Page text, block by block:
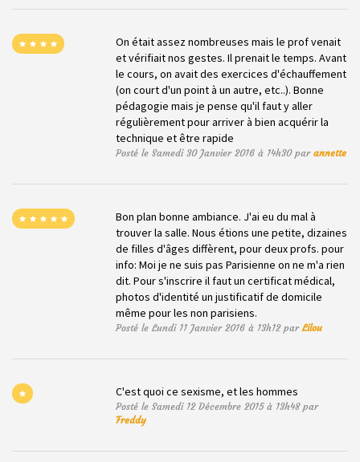
On était assez nombreuses mais le prof venait
et vérifiait nos gestes. Il prenait le temps. Avant
le cours, on avait des exercices d'échauffement
(on court d'un point à un autre, etc..). Bonne
pédagogie mais je pense qu'il faut y aller
régulièrement pour arriver à bien acquérir la
technique et être rapide
Posté le Samedi 30 Janvier 2016 à 14h30 parannette
Bon plan bonne ambiance. J'ai eu du mal à
trouver la salle. Nous étions une petite, dizaines
de filles d'âges diffèrent, pour deux profs. pour
info: Moi je ne suis pas Parisienne on ne m'a rien
dit. Pour s'inscrire il faut un certificat médical,
photos d'identité un justificatif de domicile
même pour les non parisiens.
Posté le Lundi 11 Janvier 2016 à 13h12 parLilou
C'est quoi ce sexisme, et les hommes
Posté le Samedi 12 Décembre 2015 à 13h48 par
Freddy